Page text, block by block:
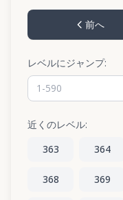
前へ
レベルにジャンプ:
近くのレベル:
363
364
368 369